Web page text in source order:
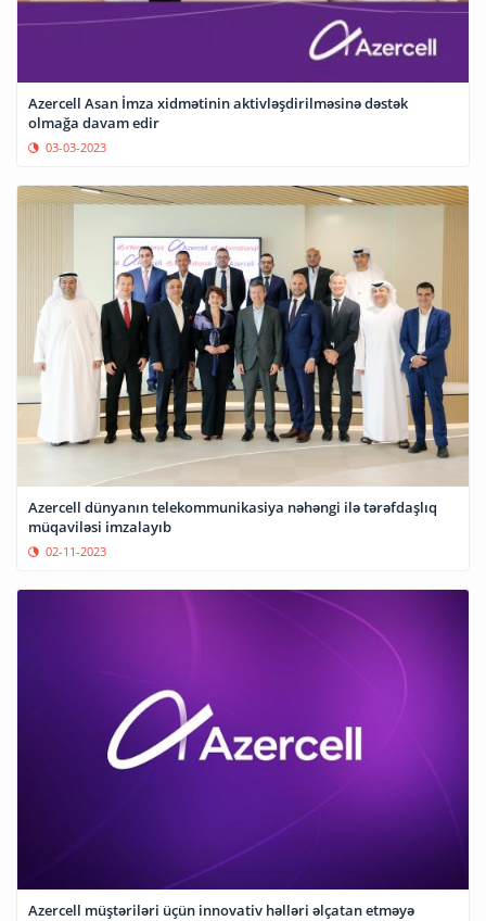
Azercell Asan İmza xidmətinin aktivləşdirilməsinə dəstək
olmağa davam edir
03-03-2023
Azercell dünyanın telekommunikasiya nəhəngi ilə tərəfdaşlıq
müqaviləsi imzalayıb
02-11-2023
Azercell müştəriləri üçün innovativ həlləri əlçatan etməyə